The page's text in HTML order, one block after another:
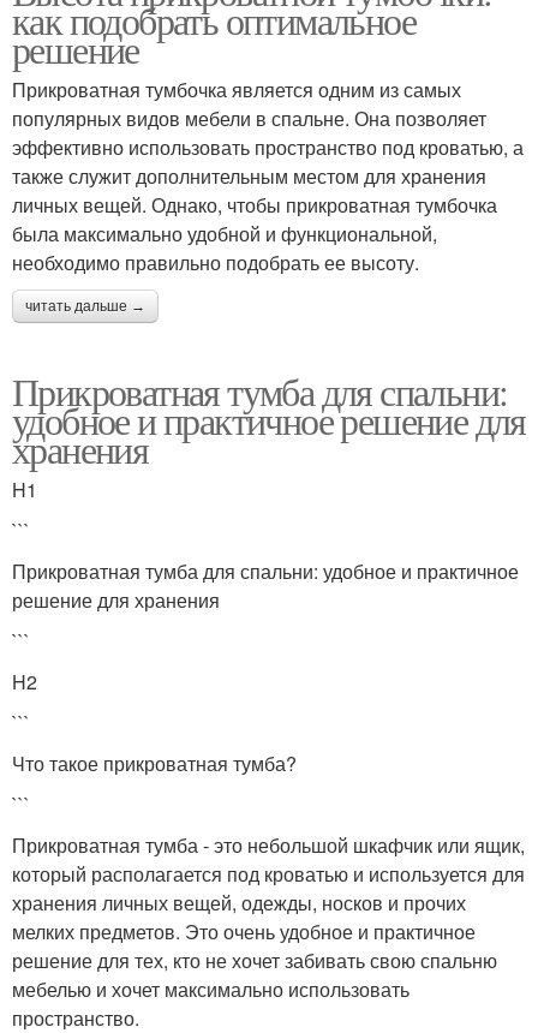
как подобрать оптимальное
решение
Прикроватная тумбочка является одним из самых
популярных видов мебели в спальне. Она позволяет
эффективно использовать пространство под кроватью, а
также служит дополнительным местом для хранения
личных вещей. Однако, чтобы прикроватная тумбочка
была максимально удобной и функциональной,
необходимо правильно подобрать ее высоту.
читать дальше →
Прикроватная тумба для спальни:
удобное и практичное решение для
хранения
H1
```
Прикроватная тумба для спальни: удобное и практичное
решение для хранения
```
H2
```
Что такое прикроватная тумба?
```
Прикроватная тумба - это небольшой шкафчик или ящик,
который располагается под кроватью и используется для
хранения личных вещей, одежды, носков и прочих
мелких предметов. Это очень удобное и практичное
решение для тех, кто не хочет забивать свою спальню
мебелью и хочет максимально использовать
пространство.